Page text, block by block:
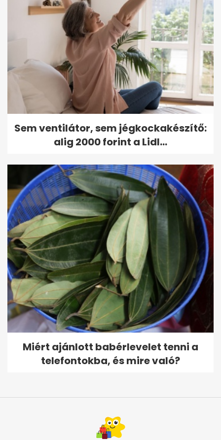
Sem ventilátor, sem jégkockakészítő:
alig 2000 forint a Lidl...
Miért ajánlott babérlevelet tenni a
telefontokba, és mire való?